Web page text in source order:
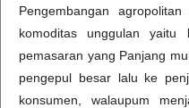
Pengembangan
komoditas unggulan yaitu
pemasaran yang Panjang
pengepul besar lalu ke
konsumen, walaupum